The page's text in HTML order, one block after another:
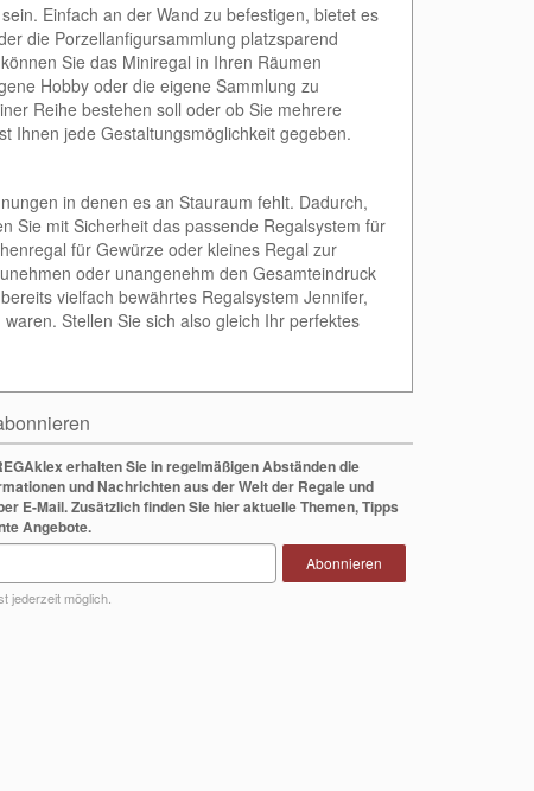
Einfach an der Wand zu befestigen, bietet es
die Porzellanfigursammlung platzsparend
Sie das Miniregal in Ihren Räumen
Hobby oder die eigene Sammlung zu
Reihe bestehen soll oder ob Sie mehrere
Ihnen jede Gestaltungsmöglichkeit gegeben.
in denen es an Stauraum fehlt. Dadurch,
Sie mit Sicherheit das passende Regalsystem für
für Gewürze oder kleines Regal zur
oder unangenehm den Gesamteindruck
vielfach bewährtes Regalsystem Jennifer,
Stellen Sie sich also gleich Ihr perfektes
erhalten Sie in regelmäßigen Abständen die
und Nachrichten aus der Welt der Regale und
E-Mail. Zusätzlich finden Sie hier aktuelle Themen, Tipps
Angebote.
jederzeit möglich.
Abonnieren